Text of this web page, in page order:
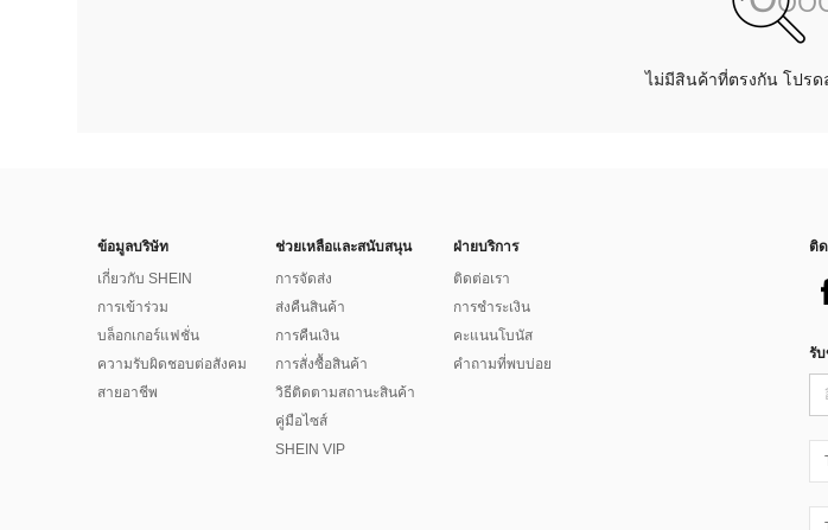
ไม่มีสินค้าที่ตรงกัน โปรด
ข้อมูลบริษัท
เกี่ยวกับ SHEIN
การเข้าร่วม
บล็อกเกอร์แฟชั่น
ความรับผิดชอบต่อสังคม
สายอาชีพ
ช่วยเหลือและสนับสนุน
การจัดส่ง
ส่งคืนสินค้า
การคืนเงิน
การสั่งซื้อสินค้า
วิธีติดตามสถานะสินค้า
คู่มือไซส์
SHEIN VIP
ฝ่ายบริการ
ติดต่อเรา
การชำระเงิน
คะแนนโบนัส
คำถามที่พบบ่อย
ติ
รับ